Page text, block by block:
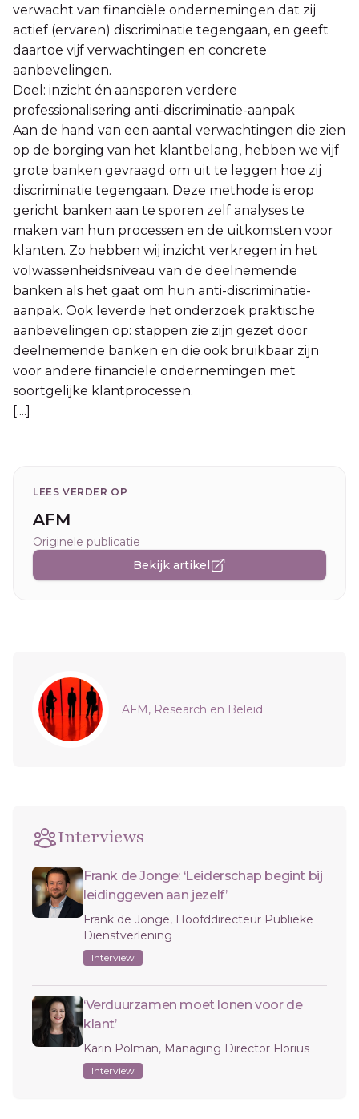
verwacht van financiële ondernemingen dat zij
actief (ervaren) discriminatie tegengaan, en geeft
daartoe vijf verwachtingen en concrete
aanbevelingen.
Doel: inzicht én aansporen verdere
professionalisering anti-discriminatie-aanpak
Aan de hand van een aantal verwachtingen die zien
op de borging van het klantbelang, hebben we vijf
grote banken gevraagd om uit te leggen hoe zij
discriminatie tegengaan. Deze methode is erop
gericht banken aan te sporen zelf analyses te
maken van hun processen en de uitkomsten voor
klanten. Zo hebben wij inzicht verkregen in het
volwassenheidsniveau van de deelnemende
banken als het gaat om hun anti-discriminatie-
aanpak. Ook leverde het onderzoek praktische
aanbevelingen op: stappen zie zijn gezet door
deelnemende banken en die ook bruikbaar zijn
voor andere financiële ondernemingen met
soortgelijke klantprocessen.
[....]
LEES VERDER OP
AFM
Originele publicatie
Bekijk artikel
Sidebar
AFM, Research en Beleid
Interviews
Frank de Jonge: ‘Leiderschap begint bij
leidinggeven aan jezelf’
Frank de Jonge, Hoofddirecteur Publieke
Dienstverlening
Interview
‘Verduurzamen moet lonen voor de
klant’
Karin Polman, Managing Director Florius
Interview